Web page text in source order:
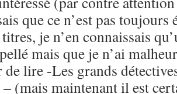
que ce n’est pas
je n’en connaissais
mais que je n’ai
lire -Les grands
(mais maintenant il est